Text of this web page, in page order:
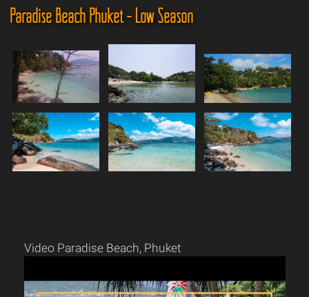
Paradise Beach Phuket - Low Season
Video Paradise Beach, Phuket